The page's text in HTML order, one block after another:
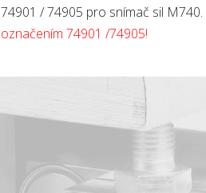
74901 / 74905 pro snímač sil M740.
označením 74901 /74905!